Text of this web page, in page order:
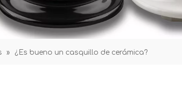
» ¿Es bueno un casquillo de cerámica?